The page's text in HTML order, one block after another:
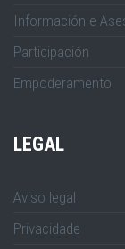
Información e
Participación
Empoderamento
LEGAL
Aviso legal
Privacidade